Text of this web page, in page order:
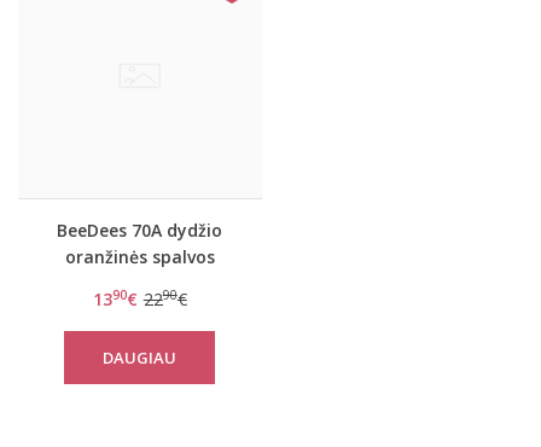
BeeDees 70A dydžio
oranžinės spalvos
3172 P
1390€ 2290€
DAUGIAU